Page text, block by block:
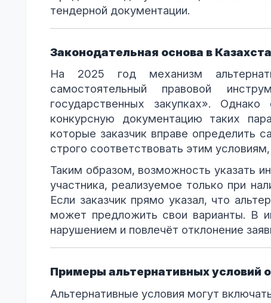
тендерной документации.
Законодательная основа в
На 2025 год механизм
самостоятельный правовой
государственных закупках».
конкурсную документацию таких
которые заказчик вправе определить
строго соответствовать этим
Таким образом, возможность указать
участника, реализуемое только при
Если заказчик прямо указал, что
может предложить свои варианты. В
нарушением и повлечёт отклонение
Примеры альтернативных условий
Альтернативные условия могут